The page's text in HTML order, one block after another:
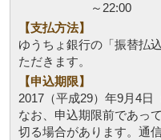
～22:00
【支払方法】
ゆうちょ銀行の「振替払
ただきます。
【申込期限】
2017（平成29）年9月4日
なお、申込期限前であっ
切る場合があります。通